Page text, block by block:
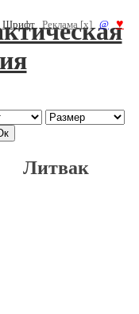
Шрифт Реклама [x] @ ♥
Литвак